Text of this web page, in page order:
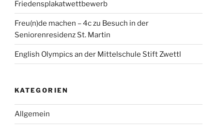
Friedensplakatwettbewerb
Freu(n)de machen – 4c zu Besuch in der
Seniorenresidenz St. Martin
English Olympics an der Mittelschule Stift Zwettl
KATEGORIEN
Allgemein